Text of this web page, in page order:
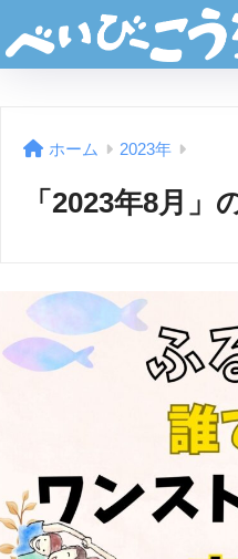
ホーム 2023年
「2023年8月」